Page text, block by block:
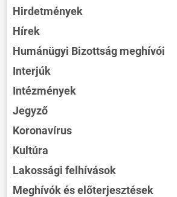
Hirdetmények
Hírek
Humánügyi Bizottság meghívói
Interjúk
Intézmények
Jegyző
Koronavírus
Kultúra
Lakossági felhívások
Meghívók és előterjesztések